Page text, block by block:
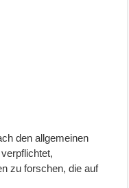
den allgemeinen
zu forschen, die auf